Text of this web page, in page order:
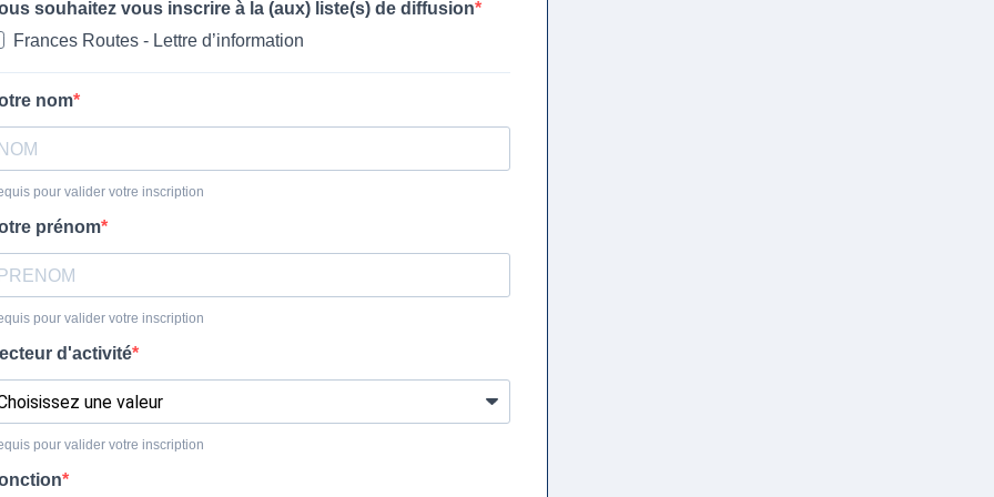
souhaitez vous inscrire à la (aux) liste(s) de diffusion
Frances Routes - Lettre d’information
nom
pour valider votre inscription
prénom
pour valider votre inscription
d'activité
pour valider votre inscription